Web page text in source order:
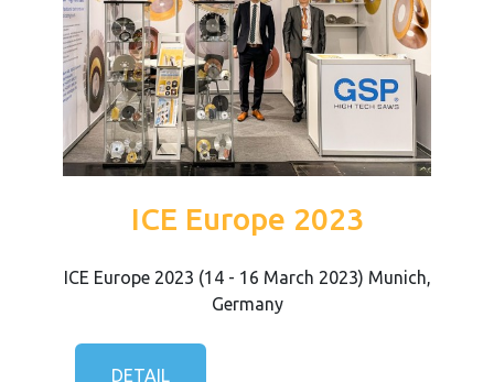
ICE Europe 2023
ICE Europe 2023 (14 - 16 March 2023) Munich,
Germany
DETAIL